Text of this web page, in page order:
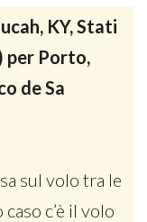
KY, Stati
per Porto,
de Sa
sul volo tra le
c’è il volo